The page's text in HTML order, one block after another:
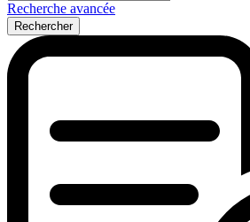
Recherche avancée
Rechercher